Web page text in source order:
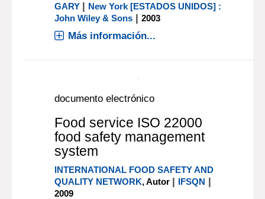
GARY | New York [ESTADOS UNIDOS] :
John Wiley & Sons |2003
Más información...
documento electrónico
Food service ISO 22000
food safety management
system
INTERNATIONAL FOOD SAFETY AND
QUALITY NETWORK, Autor | IFSQN |
2009